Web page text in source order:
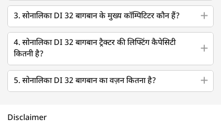
3. सोनालिका DI 32 बागबान के मुख्य कॉम्पिटिटर कौन हैं?
4. सोनालिका DI 32 बागबान ट्रैक्टर की लिफ्टिंग कैपेसिटी
कितनी है?
5. सोनालिका DI 32 बागबान का वज़न कितना है?
Disclaimer